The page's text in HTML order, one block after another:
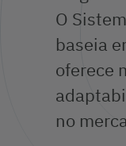
O
baseia
oferece
no